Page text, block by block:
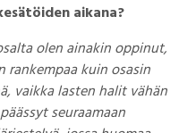
aikana?
olen ainakin oppinut,
kuin osasin
vaikka lasten halit vähän
seuraamaan